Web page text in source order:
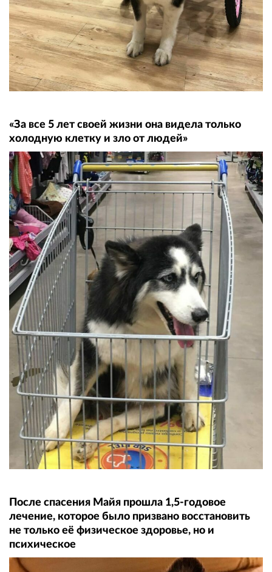
«За все 5 лет своей жизни она видела только
холодную клетку и зло от людей»
После спасения Майя прошла 1,5-годовое
лечение, которое было призвано восстановить
не только её физическое здоровье, но и
психическое